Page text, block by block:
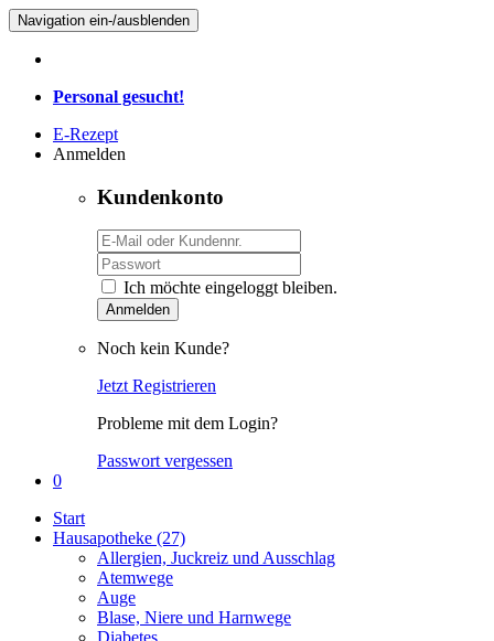
Navigation ein-/ausblenden
Personal gesucht!
E-Rezept
Anmelden
Kundenkonto
Ich möchte eingeloggt bleiben.
Anmelden
Noch kein Kunde?
Jetzt Registrieren
Probleme mit dem Login?
Passwort vergessen
0
Start
Hausapotheke (27)
Allergien, Juckreiz und Ausschlag
Atemwege
Auge
Blase, Niere und Harnwege